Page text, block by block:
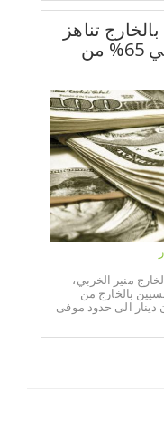
تناهز
7 الاف مليون دينار.. وتغطي 65% من
منير الخربي،
بالخارج من
حوالي 7 الاف مليون دينار الى حدود موفى